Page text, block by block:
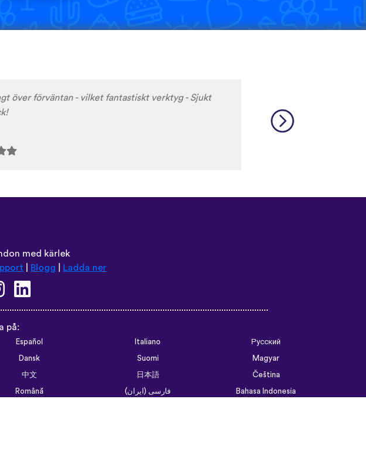
och kul att använda.
på:
Español Italiano
Русский
中文 日本語
Čeština
Română فارسی (ایران)
Bahasa Indonesia
Português do Brasil Українська
العربية الرسمية الحديثة
Azərbaycan dili